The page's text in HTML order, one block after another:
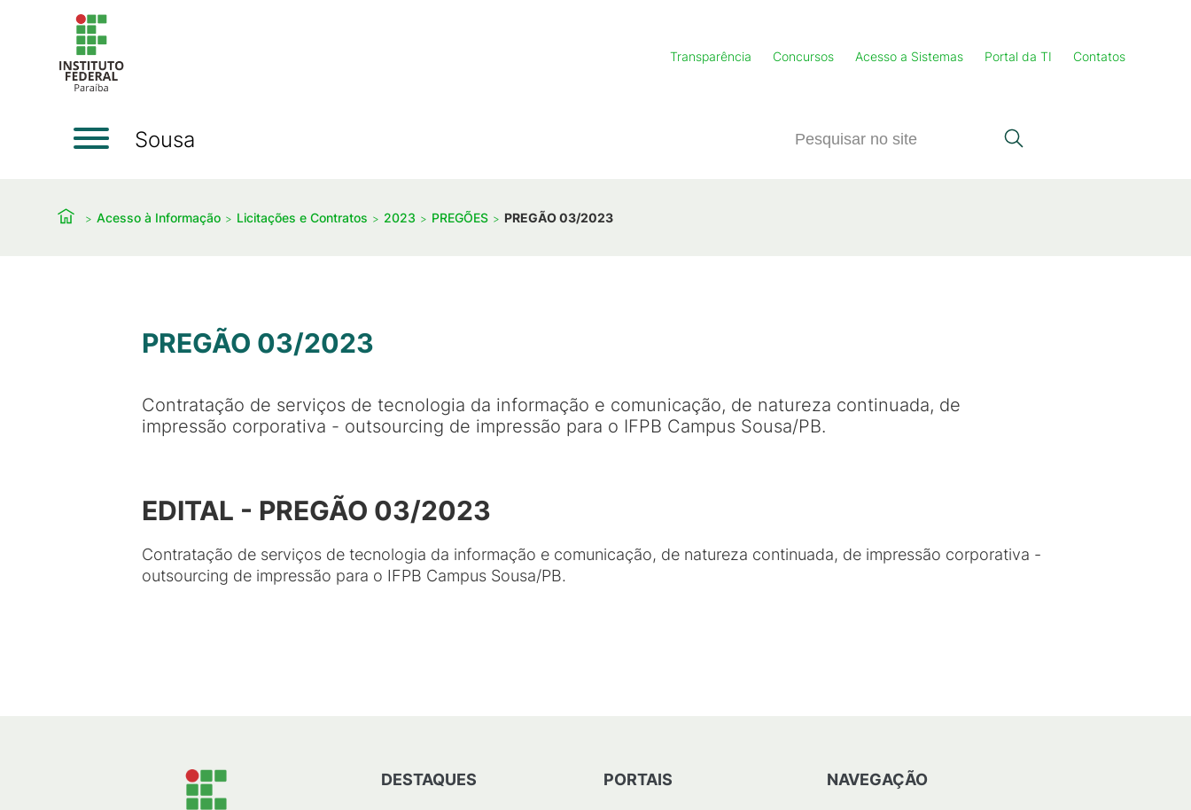
Transparência Concursos Acesso a Sistemas Portal da TI Contatos
Sousa
Acesso à Informação Licitações e Contratos 2023 PREGÕES PREGÃO 03/2023
PREGÃO 03/2023
Contratação de serviços de tecnologia da informação e comunicação, de natureza continuada, de
impressão corporativa - outsourcing de impressão para o IFPB Campus Sousa/PB.
EDITAL - PREGÃO 03/2023
Contratação de serviços de tecnologia da informação e comunicação, de natureza continuada, de impressão corporativa -
outsourcing de impressão para o IFPB Campus Sousa/PB.
DESTAQUES PORTAIS NAVEGAÇÃO